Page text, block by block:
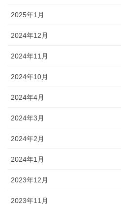
2025年1月
2024年12月
2024年11月
2024年10月
2024年4月
2024年3月
2024年2月
2024年1月
2023年12月
2023年11月